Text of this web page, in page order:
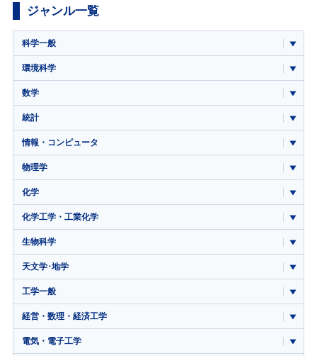
ジャンル一覧
科学一般
環境科学
数学
統計
情報・コンピュータ
物理学
化学
化学工学・工業化学
生物科学
天文学･地学
工学一般
経営・数理・経済工学
電気・電子工学